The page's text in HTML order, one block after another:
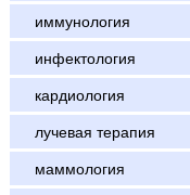
иммунология
инфектология
кардиология
лучевая терапия
маммология